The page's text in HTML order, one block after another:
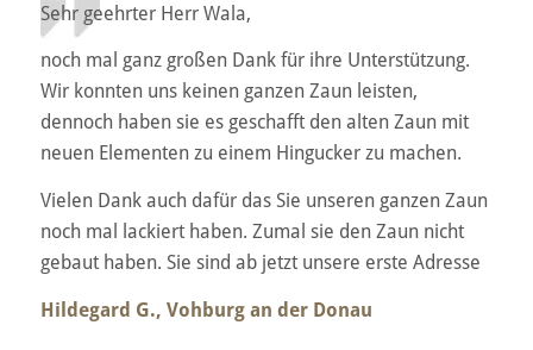
Sehr geehrter Herr Wala,
noch mal ganz großen Dank für ihre Unterstützung.
Wir konnten uns keinen ganzen Zaun leisten,
dennoch haben sie es geschafft den alten Zaun mit
neuen Elementen zu einem Hingucker zu machen.
Vielen Dank auch dafür das Sie unseren ganzen Zaun
noch mal lackiert haben. Zumal sie den Zaun nicht
gebaut haben. Sie sind ab jetzt unsere erste Adresse
Hildegard G., Vohburg an der Donau